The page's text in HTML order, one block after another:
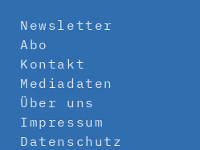
Newsletter
Abo
Kontakt
Mediadaten
Über uns
Impressum
Datenschutz